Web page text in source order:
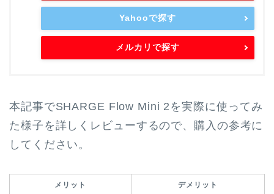
Yahooで探す
メルカリで探す
本記事でSHARGE Flow Mini 2を実際に使ってみ
た様子を詳しくレビューするので、購入の参考に
してください。
メリット デメリット